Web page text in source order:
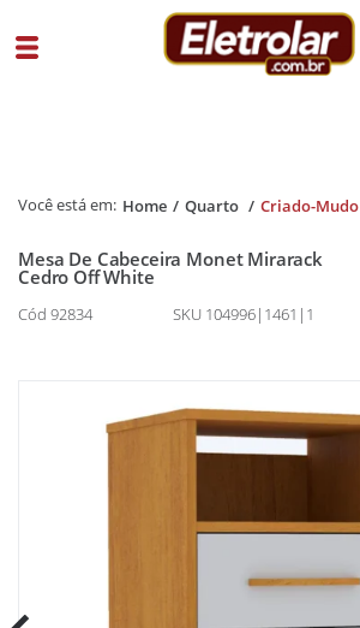
Home Quarto Criado-Mudo
Mesa De Cabeceira Monet Mirarack
Cedro Off White
Cód 92834 SKU 104996|1461|1